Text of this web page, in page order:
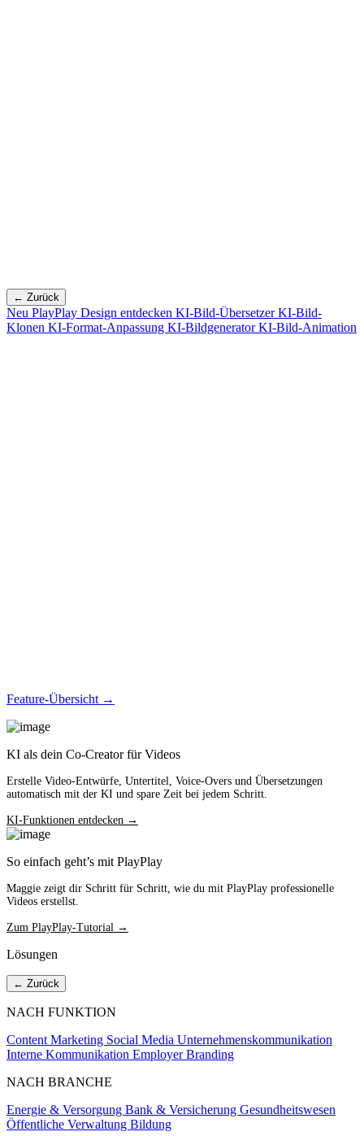
← Zurück
Neu PlayPlay Design entdecken KI-Bild-ÜbersetzerKI-Bild-
Klonen KI-Format-Anpassung KI-BildgeneratorKI-Bild-Animation
Feature-Übersicht →
KI als dein Co-Creator für Videos
Erstelle Video-Entwürfe, Untertitel, Voice-Overs und Übersetzungen
automatisch mit der KI und spare Zeit bei jedem Schritt.
KI-Funktionen entdecken →
So einfach geht’s mit PlayPlay
Maggie zeigt dir Schritt für Schritt, wie du mit PlayPlay professionelle
Videos erstellst.
Zum PlayPlay-Tutorial →
Lösungen
← Zurück
NACH FUNKTION
Content Marketing Social Media Unternehmenskommunikation
Interne Kommunikation Employer Branding
NACH BRANCHE
Energie & Versorgung Bank & Versicherung Gesundheitswesen
Öffentliche Verwaltung Bildung